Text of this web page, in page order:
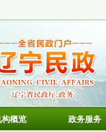
构概览 政务服务